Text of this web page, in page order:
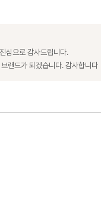
심으로 감사드립니다.
랜드가 되겠습니다. 감사합니다